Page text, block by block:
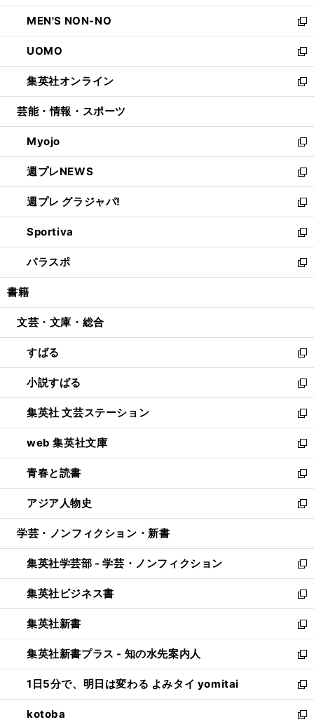
開
く
ウ
で
開
く
ン
ド
ウ
で
開
く
ウ
ィ
ン
ド
ウ
で
開
し
い
ウ
ィ
ン
ド
ウ
開
く
MEN'S NON-NO
新
し
い
ウ
ィ
ン
ウ
で
開
く
UOMO
新
し
い
ウ
ン
ド
ウ
で
開
く
集英社オンライン
新
し
ウ
ィ
ン
ド
ウ
で
開
く
芸能・情報・スポーツ
Myojo
新
し
い
ウ
ィ
ン
ド
ウ
で
開
週プレNEWS
新
し
い
ウ
ィ
ン
ド
ウ
開
週プレ グラジャパ!
新
し
い
ウ
ィ
ン
ウ
開
く
Sportiva
新
し
い
ウ
ン
ウ
で
開
く
パラスポ
新
し
ウ
ン
ド
ウ
で
開
く
書籍
文芸・文庫・総合
すばる
新
し
い
ウ
ィ
ン
ド
ウ
で
開
く
小説すばる
新
し
い
ウ
ィ
ン
ド
ウ
で
開
集英社 文芸ステーション
新
し
い
ウ
ィ
ン
ド
ウ
開
く
web 集英社文庫
新
し
い
ウ
ィ
ン
ウ
で
開
く
青春と読書
新
し
い
ウ
ン
ド
ウ
で
開
く
アジア人物史
新
し
ウ
ィ
ン
ド
ウ
で
開
く
学芸・ノンフィクション・新書
集英社学芸部 - 学芸・ノンフィクション
新
し
い
ウ
ィ
ン
ド
ウ
で
開
く
集英社ビジネス書
新
し
い
ウ
ィ
ン
ド
ウ
で
集英社新書
新
し
い
ウ
ィ
ン
ド
集英社新書プラス - 知の水先案内人
新
し
い
ウ
ィ
1日5分で、明日は変わる よみタイ yomitai
新
し
い
kotoba
新